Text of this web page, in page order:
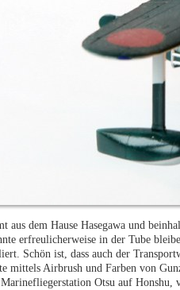
aus dem Hause Hasegawa und
erfreulicherweise in der Tube
Schön ist, dass auch der
mittels Airbrush und Farben von
Otsu auf Honshu,